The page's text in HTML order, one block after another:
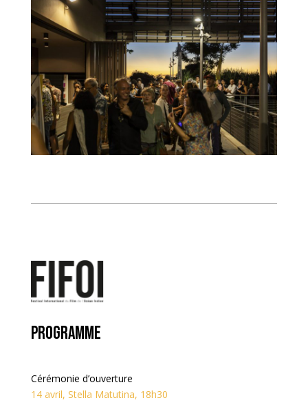
Programme
Cérémonie d’ouverture
14 avril, Stella Matutina, 18h30